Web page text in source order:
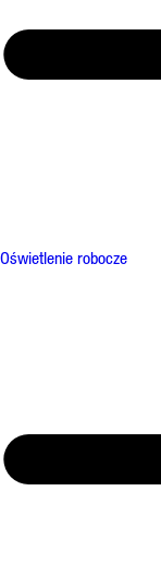
Oświetlenie robocze